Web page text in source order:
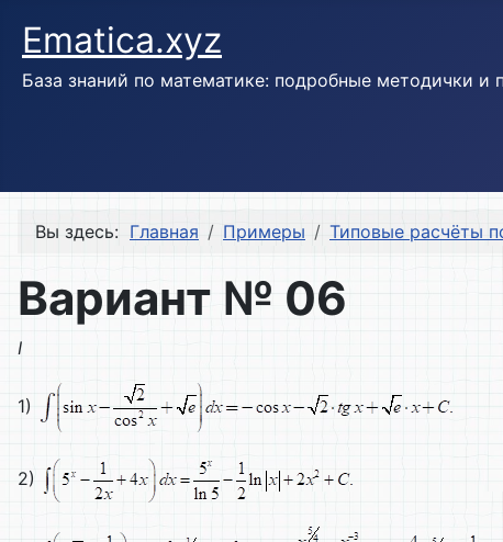
Ematica.xyz
База знаний по математике: подробные методички
Вы здесь: Главная Примеры Типовые расчёты
Вариант № 06
I
1)
2)